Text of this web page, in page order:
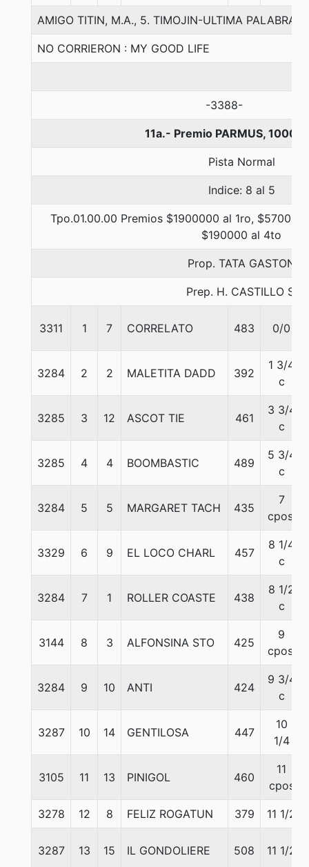
AMIGO TITIN, M.A., 5. TIMOJIN-ULTIMA PALABRA-
NO CORRIERON : MY GOOD LIFE
-3388-
11a.- Premio PARMUS, 1000
Pista Normal
Indice: 8 al 5
Tpo.01.00.00 Premios $1900000 al 1ro,
$190000 al 4to
Prop. TATA GASTON
Prep. H. CASTILLO S.
3311 1 7 CORRELATO 483 0/0
3284 2 2 MALETITA DADD 392
1 3/4
c
3285 3 12 ASCOT TIE 461
3 3/4
c
3285 4 4 BOOMBASTIC 489
5 3/4
c
3284 5 5 MARGARET TACH 435
7
cpos.
3329 6 9 EL LOCO CHARL 457
8 1/4
c
3284 7 1 ROLLER COASTE 438
8 1/2
c
3144 8 3 ALFONSINA STO 425
9
cpos.
3284 9 10 ANTI 424
9 3/4
c
3287 10 14 GENTILOSA 447
10
1/4
3105 11 13 PINIGOL 460
11
cpos
3278 12 8 FELIZ ROGATUN 379 11 1/2
3287 13 15 IL GONDOLIERE 508 11 1/2